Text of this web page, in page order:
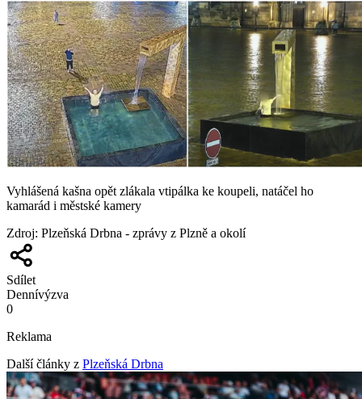
Vyhlášená kašna opět zlákala vtipálka ke koupeli, natáčel ho
kamarád i městské kamery
Zdroj: Plzeňská Drbna - zprávy z Plzně a okolí
Sdílet
Dennívýzva
0
Reklama
Další články z Plzeňská Drbna